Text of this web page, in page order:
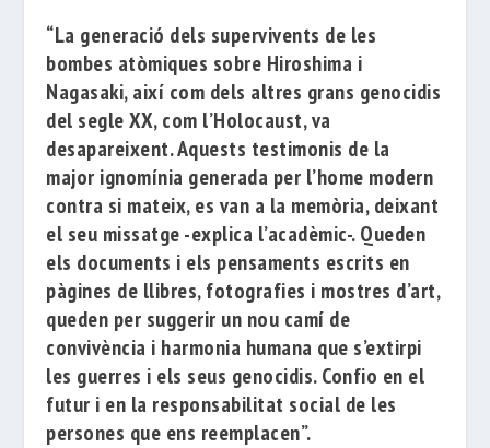
“La generació dels supervivents de les
bombes atòmiques sobre Hiroshima i
Nagasaki, així com dels altres grans genocidis
del segle XX, com l’Holocaust, va
desapareixent. Aquests testimonis de la
major ignomínia generada per l’home modern
contra si mateix, es van a la memòria, deixant
el seu missatge -explica l’acadèmic-. Queden
els documents i els pensaments escrits en
pàgines de llibres, fotografies i mostres d’art,
queden per suggerir un nou camí de
convivència i harmonia humana que s’extirpi
les guerres i els seus genocidis. Confio en el
futur i en la responsabilitat social de les
persones que ens reemplacen”.